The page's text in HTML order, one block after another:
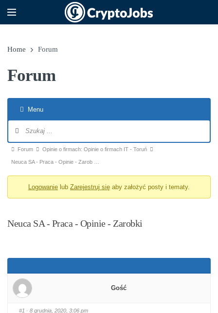
Home Forum
Forum
Menu
Ścieżka forum - jesteś tutaj:
Forum Opinie o firmach: Opinie o firmach IT - Toruń
Neuca SA - Praca - Opinie - Zarob …
Logowanie lub Zarejestruj się aby założyć posty i tematy.
Neuca SA - Praca - Opinie - Zarobki
Gość
#1 · 8 grudnia, 2020, 3:06 pm